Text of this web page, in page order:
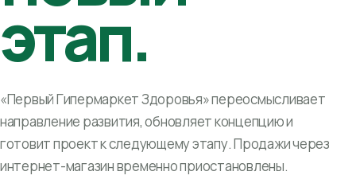
этап.
«Первый Гипермаркет Здоровья» переосмысливает
направление развития, обновляет концепцию и
готовит проект к следующему этапу. Продажи через
интернет-магазин временно приостановлены.